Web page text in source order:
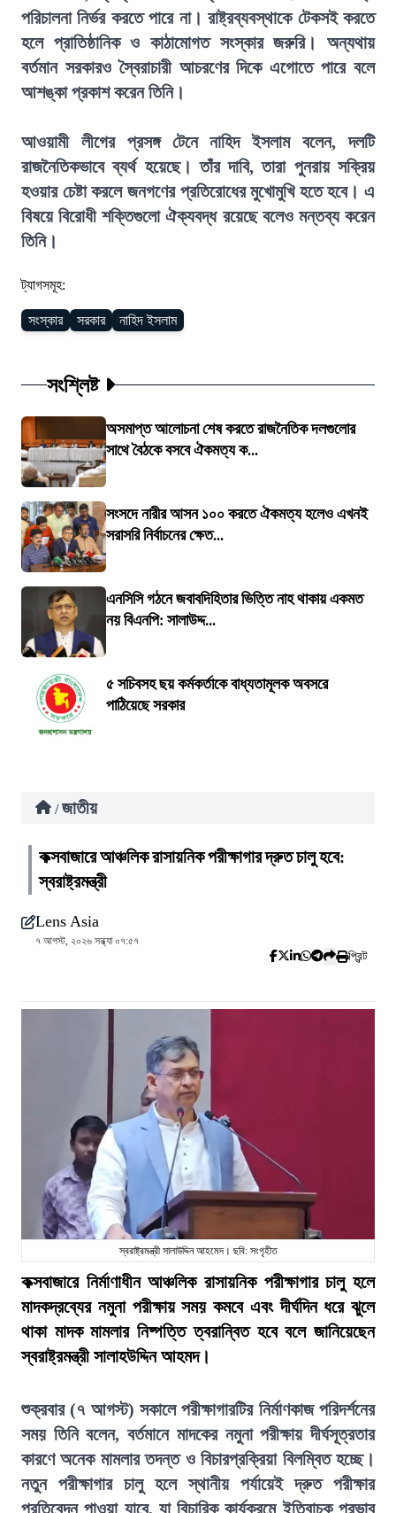
পরিচালনা নির্ভর করতে পারে না। রাষ্ট্রব্যবস্থাকে টেকসই করতে
হলে প্রাতিষ্ঠানিক ও কাঠামোগত সংস্কার জরুরি। অন্যথায়
বর্তমান সরকারও স্বৈরাচারী আচরণের দিকে এগোতে পারে বলে
আশঙ্কা প্রকাশ করেন তিনি।
আওয়ামী লীগের প্রসঙ্গ টেনে নাহিদ ইসলাম বলেন, দলটি
রাজনৈতিকভাবে ব্যর্থ হয়েছে। তাঁর দাবি, তারা পুনরায় সক্রিয়
হওয়ার চেষ্টা করলে জনগণের প্রতিরোধের মুখোমুখি হতে হবে। এ
বিষয়ে বিরোধী শক্তিগুলো ঐক্যবদ্ধ রয়েছে বলেও মন্তব্য করেন
তিনি।
ট্যাগসমূহ:
সংস্কার সরকার নাহিদ ইসলাম
সংশ্লিষ্ট
অসমাপ্ত আলোচনা শেষ করতে রাজনৈতিক দলগুলোর
সাথে বৈঠকে বসবে ঐকমত্য ক...
সংসদে নারীর আসন ১০০ করতে ঐকমত্য হলেও এখনই
সরাসরি নির্বাচনের ক্ষেত...
এনসিসি গঠনে জবাবদিহিতার ভিত্তি নাহ থাকায় একমত
নয় বিএনপি: সালাউদ্দ...
৫ সচিবসহ ছয় কর্মকর্তাকে বাধ্যতামূলক অবসরে
পাঠিয়েছে সরকার
/ জাতীয়
কক্সবাজারে আঞ্চলিক রাসায়নিক পরীক্ষাগার দ্রুত চালু হবে:
স্বরাষ্ট্রমন্ত্রী
Lens Asia
৭ আগস্ট, ২০২৬ সন্ধ্যা ০৭:৫৭
প্রিন্ট
স্বরাষ্ট্রমন্ত্রী সালাউদ্দিন আহমেদ। ছবি: সংগৃহীত
কক্সবাজারে নির্মাণাধীন আঞ্চলিক রাসায়নিক পরীক্ষাগার চালু হলে
মাদকদ্রব্যের নমুনা পরীক্ষায় সময় কমবে এবং দীর্ঘদিন ধরে ঝুলে
থাকা মাদক মামলার নিষ্পত্তি ত্বরান্বিত হবে বলে জানিয়েছেন
স্বরাষ্ট্রমন্ত্রী সালাহউদ্দিন আহমদ।
শুক্রবার (৭ আগস্ট) সকালে পরীক্ষাগারটির নির্মাণকাজ পরিদর্শনের
সময় তিনি বলেন, বর্তমানে মাদকের নমুনা পরীক্ষায় দীর্ঘসূত্রতার
কারণে অনেক মামলার তদন্ত ও বিচারপ্রক্রিয়া বিলম্বিত হচ্ছে।
নতুন পরীক্ষাগার চালু হলে স্থানীয় পর্যায়েই দ্রুত পরীক্ষার
প্রতিবেদন পাওয়া যাবে, যা বিচারিক কার্যক্রমে ইতিবাচক প্রভাব